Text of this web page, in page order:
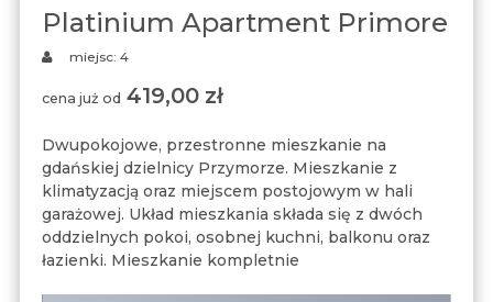
Platinium Apartment Primore
miejsc: 4
cena już od 419,00 zł
Dwupokojowe, przestronne mieszkanie na
gdańskiej dzielnicy Przymorze. Mieszkanie z
klimatyzacją oraz miejscem postojowym w hali
garażowej. Układ mieszkania składa się z dwóch
oddzielnych pokoi, osobnej kuchni, balkonu oraz
łazienki. Mieszkanie kompletnie